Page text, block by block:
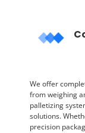
We offer
from weighing
palletizing
solutions.
precision